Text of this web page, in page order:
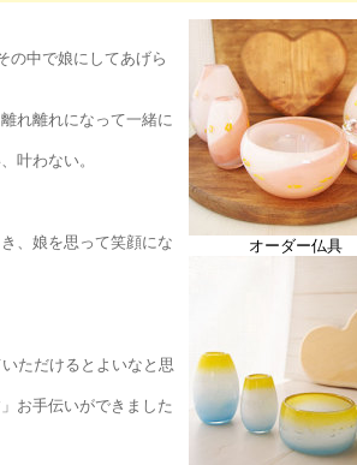
の中で娘にしてあげら
れ離れになって一緒に
叶わない。
、娘を思って笑顔にな
ただけるとよいなと思
お手伝いができました
オーダー仏具